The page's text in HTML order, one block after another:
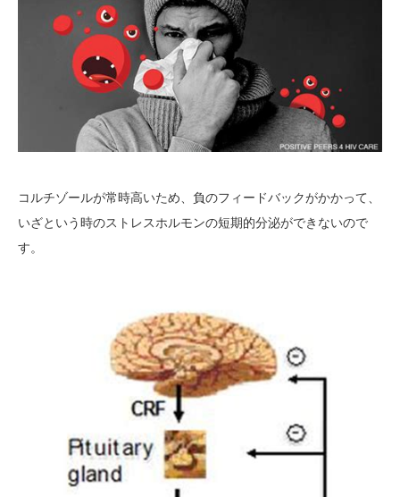
コルチゾールが常時高いため、負のフィードバックがかかって、
いざという時のストレスホルモンの短期的分泌ができないので
す。